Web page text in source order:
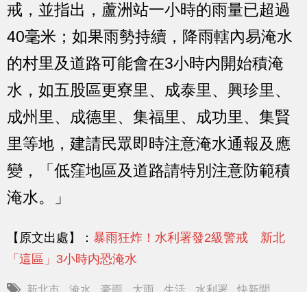
戒，並指出，蘆洲站一小時的雨量已超過
40毫米；如果雨勢持續，降雨轄內易淹水
的村里及道路可能會在3小時内開始積淹
水，如五股區更寮里、成泰里、興珍里、
成州里、成德里、集福里、成功里、集賢
里等地，建請民眾即時注意淹水通報及應
變，「低窪地區及道路請特別注意防範積
淹水。」
【原文出處】： 暴雨狂炸！水利署發2級警戒 新北
「這區」3小時内恐淹水
新北市 淹水 豪雨 大雨 生活 水利署 快新聞